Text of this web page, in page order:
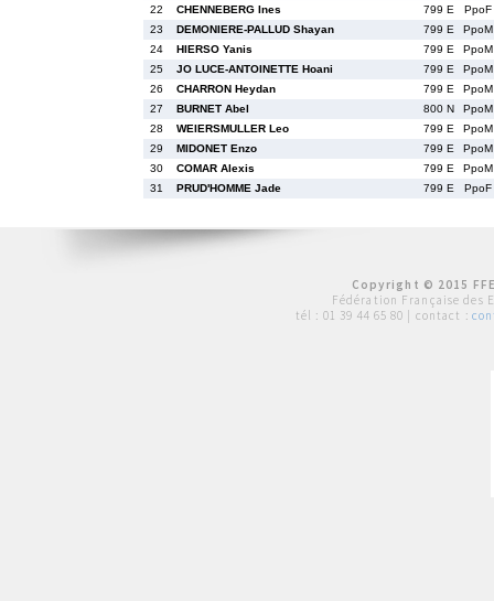
22
CHENNEBERG Ines 799 E
PpoF
23
DEMONIERE-PALLUD Shayan 799 E
PpoM
24
HIERSO Yanis 799 E
PpoM
25
JO LUCE-ANTOINETTE Hoani 799 E
PpoM
26
CHARRON Heydan 799 E
PpoM
27
BURNET Abel 800 N
PpoM
28
WEIERSMULLER Leo 799 E
PpoM
29
MIDONET Enzo 799 E
PpoM
30
COMAR Alexis 799 E
PpoM
31
PRUD'HOMME Jade 799 E PpoF
Copyright © 2015
Fédération Française des
tél : 01 39 44 65 80 | contact :